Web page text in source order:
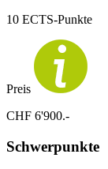
10 ECTS-Punkte
Preis
CHF 6'900.-
Schwerpunkte